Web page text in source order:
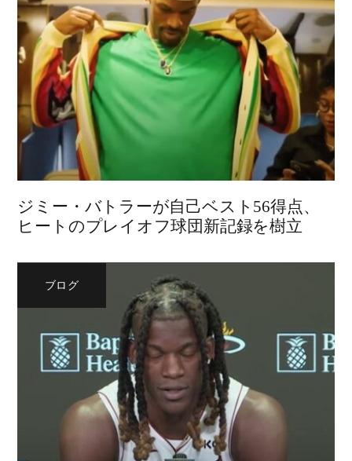
ジミー・バトラーが自己ベスト56得点、
ヒートのプレイオフ球団新記録を樹立
ブログ